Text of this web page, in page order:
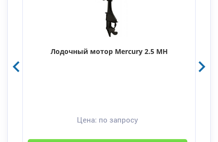
Лодочный мотор Mercury 2.5 MH
Цена: по запросу